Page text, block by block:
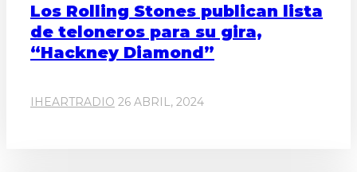
Los Rolling Stones publican lista
de teloneros para su gira,
“Hackney Diamond”
IHEARTRADIO 26 ABRIL, 2024